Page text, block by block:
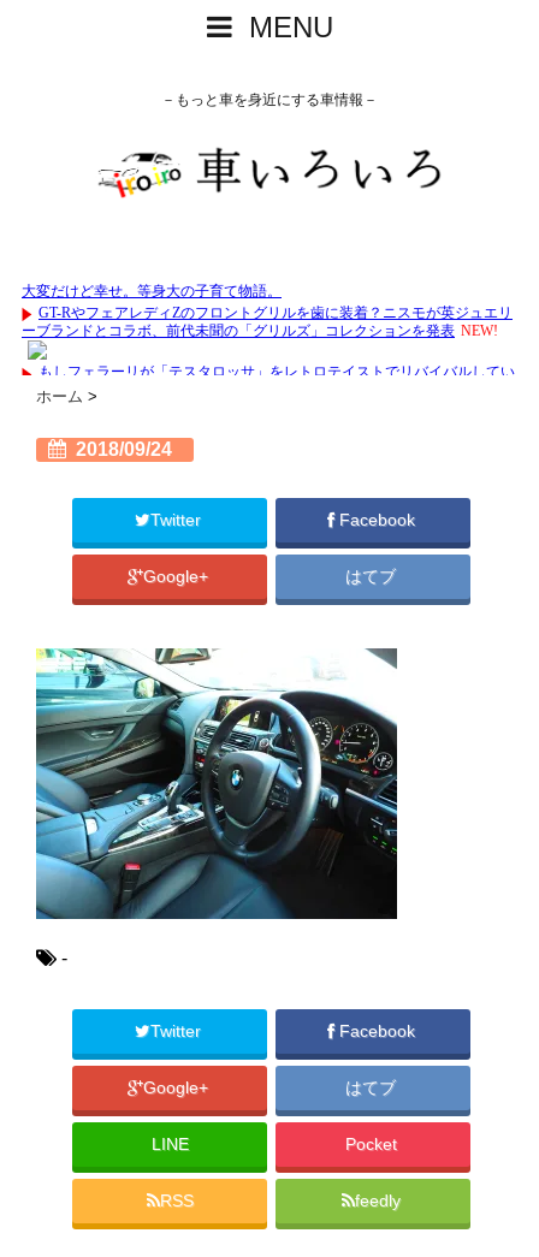
MENU
－もっと車を身近にする車情報－
ホーム >
2018/09/24
Twitter Facebook
Google+ はてブ
-
Twitter Facebook
Google+ はてブ
LINE Pocket
RSS feedly